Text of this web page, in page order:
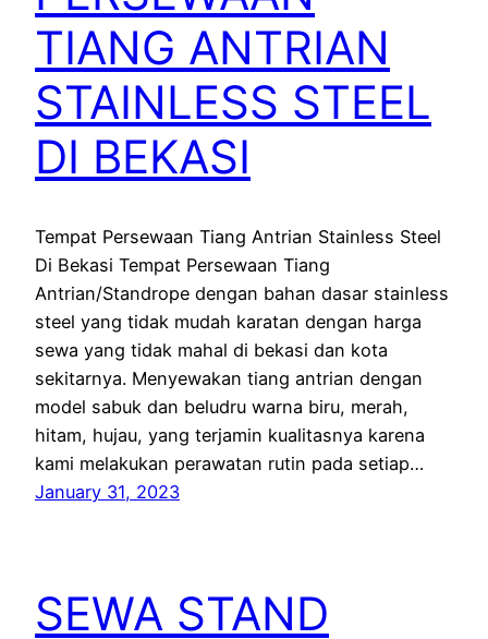
TIANG ANTRIAN
STAINLESS STEEL
DI BEKASI
Tempat Persewaan Tiang Antrian Stainless Steel
Di Bekasi Tempat Persewaan Tiang
Antrian/Standrope dengan bahan dasar stainless
steel yang tidak mudah karatan dengan harga
sewa yang tidak mahal di bekasi dan kota
sekitarnya. Menyewakan tiang antrian dengan
model sabuk dan beludru warna biru, merah,
hitam, hujau, yang terjamin kualitasnya karena
kami melakukan perawatan rutin pada setiap…
January 31, 2023
SEWA STAND